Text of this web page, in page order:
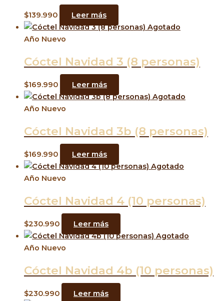
$139.990
Leer más
Agotado
Año Nuevo
Cóctel Navidad 3 (8 personas)
$169.990
Leer más
Agotado
Año Nuevo
Cóctel Navidad 3b (8 personas)
$169.990
Leer más
Agotado
Año Nuevo
Cóctel Navidad 4 (10 personas)
$230.990
Leer más
Agotado
Año Nuevo
Cóctel Navidad 4b (10 personas)
$230.990 Leer más